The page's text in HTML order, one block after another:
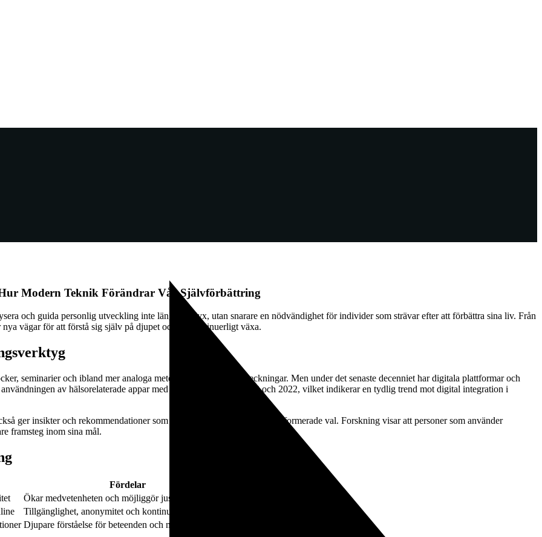
Modern Teknik Förändrar Vår Självförbättring
och guida personlig utveckling inte längre en lyx, utan snarare en nödvändighet för individer som strävar efter att förbättra sina liv. Från
vägar för att förstå sig själv på djupet och att kontinuerligt växa.
seminarier och ibland mer analoga metoder som dagboksanteckningar. Men under det senaste decenniet har digitala plattformar och
av hälsorelaterade appar med över 50 % mellan 2018 och 2022, vilket indikerar en tydlig trend mot digital integration i
ger insikter och rekommendationer som hjälper användaren att göra informerade val. Forskning visar att personer som använder
framsteg inom sina mål.
Fördelar
Ökar medvetenheten och möjliggör justeringar i realtid
Tillgänglighet, anonymitet och kontinuitet
Djupare förståelse för beteenden och mönster